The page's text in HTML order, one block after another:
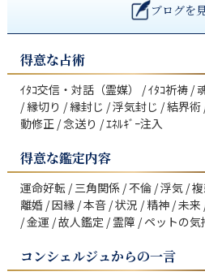
ブログを
得意な占術
ｲﾀｺ交信・対話（霊媒） / ｲﾀｺ祈祷 /
/ 縁切り / 縁封じ / 浮気封じ / 結界
動修正 / 念送り / ｴﾈﾙｷﾞｰ注入
得意な鑑定内容
運命好転 / 三角関係 / 不倫 / 浮気 /
離婚 / 因縁 / 本音 / 状況 / 精神 / 未
/ 金運 / 故人鑑定 / 霊障 / ペットの
コンシェルジュからの一言